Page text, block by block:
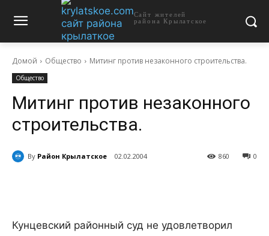
Сайт жителей
района Крылатское
Домой Общество Митинг против незаконного строительства.
Общество
Митинг против незаконного
строительства.
By Район Крылатское 02.02.2004 0
860
Кунцевский районный суд не удовлетворил